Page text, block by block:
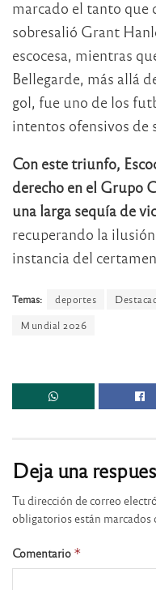
marcado el tanto
sobresalió Grant
escocesa, mientras
Bellegarde, más allá
gol, fue uno de los
intentos ofensivos de
Con este triunfo,
derecho en el Grupo
una larga sequía de
recuperando la
instancia del
Temas: deportes
Mundial 2026
Deja una
Tu dirección de correo
obligatorios están marcados
Comentario *